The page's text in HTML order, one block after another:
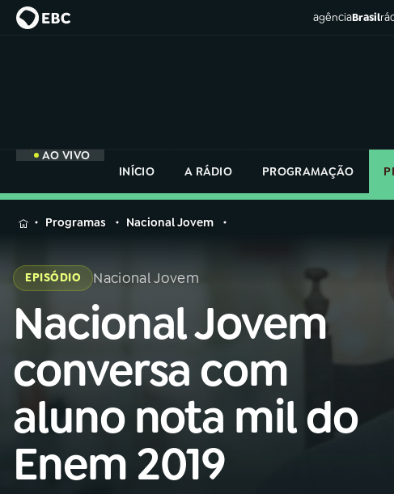
agênciaBrasil
AO VIVO
INÍCIO
A RÁDIO PROGRAMAÇÃO
MENU
Buscar
na
Rádio
Nacional
01 INÍCIO
02 A RÁDIO
na
Rádio
Programas Nacional Jovem
EPISÓDIO Nacional Jovem
Nacional Jovem
conversa com
aluno nota mil do
Enem 2019